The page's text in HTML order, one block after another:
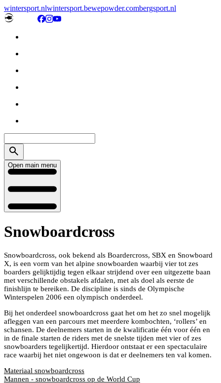
wintersport.nlwintersport.bewepowder.combergsport.nl
Open main menu
Snowboardcross
Snowboardcross, ook bekend als Boardercross, SBX en Snowboard
X, is een vorm van het alpine snowboarden waarbij vier tot zes
boarders gelijktijdig tegen elkaar strijdend over een uitgezette baan
met verschillende obstakels afdalen, met als doel als eerste de
finishlijn te bereiken. De discipline is sinds de Olympische
Winterspelen 2006 een olympisch onderdeel.
Bij het onderdeel snowboardcross gaat het om het zo snel mogelijk
afleggen van een parcours met meerdere kombochten, ‘rollers’ en
schansen. De deelnemers starten in de kwalificatie één voor één en
in de finale starten de riders met de snelste tijden met vier of zes
snowboarders tegelijkertijd. Hierdoor ontstaat er een spectaculaire
race waarbij het niet ongewoon is dat er deelnemers ten val komen.
Materiaal snowboardcross
Mannen - snowboardcross op de World Cup